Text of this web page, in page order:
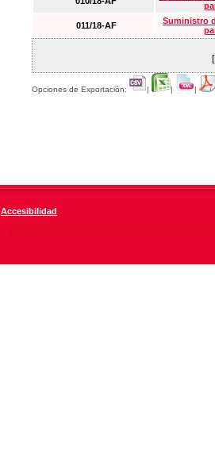
011/18-AF
Suministro
Opciones de Exportación: | | |
Accesibilidad